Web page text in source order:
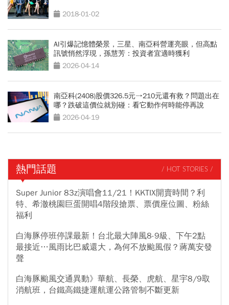
2018-01-02
AI引爆記憶體榮景，三星、南亞科營運亮眼，但高點
訊號悄然浮現，孫慧芳：投資者宜適時獲利
2026-04-14
南亞科(2408)股價326.5元→210元還有救？問題出在
哪？跌破這價位就別碰：看它動作何時能停再說
2026-04-19
熱門話題 / HOT STORIES /
Super Junior 83z演唱會11/21！KKTIX開賣時間？利
特、希澈桃園巨蛋開唱4階段搶票、票價座位圖、粉絲
福利
白海豚停班停課最新！台北最大陣風8-9級、下午2點
最接近…風雨比巴威還大，為何不放颱風假？蔣萬安發
聲
白海豚颱風交通異動》華航、長榮、虎航、星宇8/9取
消航班，台鐵高鐵捷運航運公路管制不斷更新